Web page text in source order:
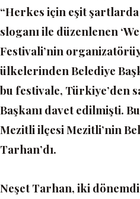
“Herkes için eşit
sloganı ile düzenlenen
Festivali’nin
ülkelerinden Belediye
bu festivale, Türkiye’den
Başkanı davet edilmişti.
Mezitli ilçesi Mezitli’nin
Tarhan’dı.
Neşet Tarhan, iki